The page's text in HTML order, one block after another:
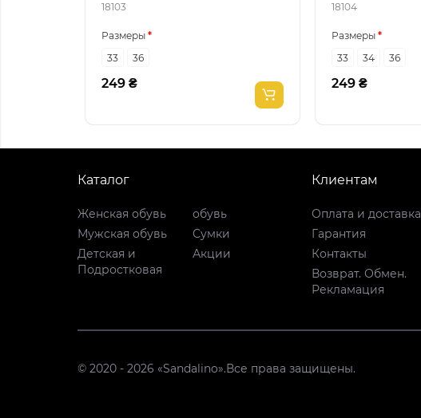
18103
Размеры
33
36
249 ₴
18104
Размеры
33
34 36
249 ₴
Каталог
Женская обувь
Мужская обувь
Детская и
Подростковая
обувь
Сумки
Акции
Клиентам
Оплата и доставка
Гарантия
Контакты
Возврат. Обмен.
Рекламация
© 2020 - 2026 «Sandalino».Все права защищены.